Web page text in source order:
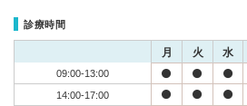
診療時間
月 火 水
09:00-13:00
14:00-17:00